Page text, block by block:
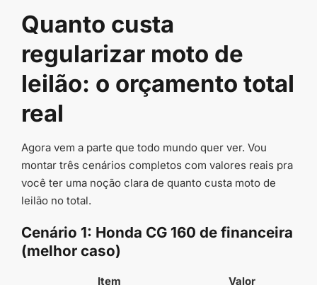
Quanto custa
regularizar moto de
leilão: o orçamento total
real
Agora vem a parte que todo mundo quer ver. Vou
montar três cenários completos com valores reais pra
você ter uma noção clara de quanto custa moto de
leilão no total.
Cenário 1: Honda CG 160 de financeira
(melhor caso)
Item Valor